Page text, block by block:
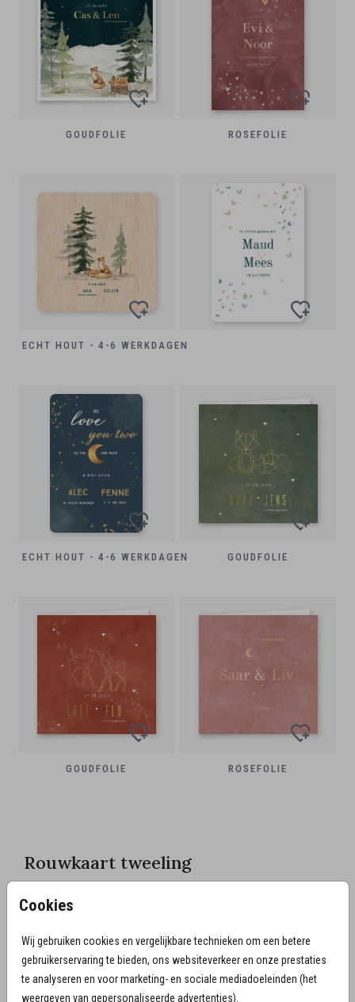
Cookies
Wij gebruiken cookies en vergelijkbare technieken om een betere
gebruikerservaring te bieden, ons websiteverkeer en onze prestaties
te analyseren en voor marketing- en sociale mediadoeleinden (het
weergeven van gepersonaliseerde advertenties).
GOUDFOLIE ROSEFOLIE
ECHT HOUT - 4-6 WERKDAGEN
ECHT HOUT - 4-6 WERKDAGEN GOUDFOLIE
GOUDFOLIE ROSEFOLIE
Rouwkaart tweeling
weet dat het om een tweeling gaat anders, de zwangerschap
direct doorverwezen naar het ziekenhuis en je krijgt meer
controles. Gedurende de hele periode ben je meer op je hoede,
minder ontspannen. Ongeloof, boosheid, teleurstelling, pijn en